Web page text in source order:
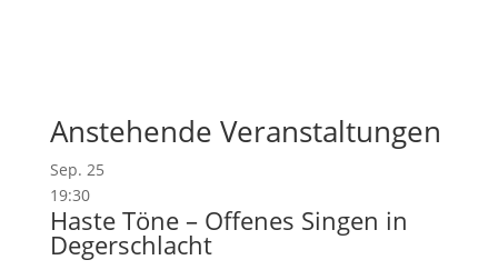
Anstehende Veranstaltungen
Sep. 25
19:30
Haste Töne – Offenes Singen in
Degerschlacht